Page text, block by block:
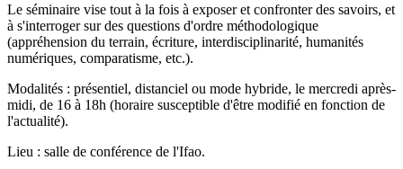
Le séminaire vise tout à la fois à exposer et confronter des savoirs, et
à s'interroger sur des questions d'ordre méthodologique
(appréhension du terrain, écriture, interdisciplinarité, humanités
numériques, comparatisme, etc.).
Modalités : présentiel, distanciel ou mode hybride, le mercredi après-
midi, de 16 à 18h (horaire susceptible d'être modifié en fonction de
l'actualité).
Lieu : salle de conférence de l'Ifao.